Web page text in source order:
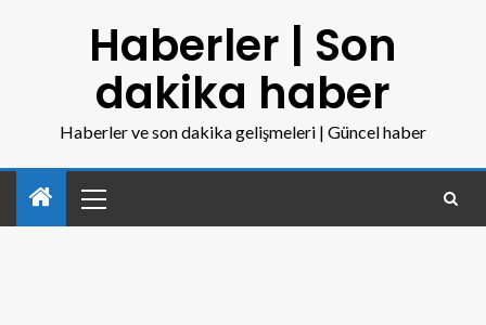
Haberler | Son
dakika haber
Haberler ve son dakika gelişmeleri | Güncel haber